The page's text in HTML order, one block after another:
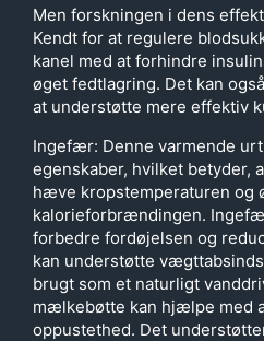
Men forskningen i dens
Kendt for at regulere
kanel med at forhindre
øget fedtlagring. Det kan
at understøtte mere effektiv
Ingefær: Denne varmende
egenskaber, hvilket betyder,
hæve kropstemperaturen og
kalorieforbrændingen.
forbedre fordøjelsen og
kan understøtte
brugt som et naturligt
mælkebøtte kan hjælpe med
oppustethed. Det